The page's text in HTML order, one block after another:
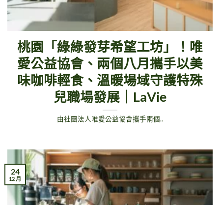
桃園「綠綠發芽希望工坊」！唯
愛公益協會、兩個八月攜手以美
味咖啡輕食、溫暖場域守護特殊
兒職場發展｜LaVie
由社團法人唯愛公益協會攜手兩個..
24
12 月